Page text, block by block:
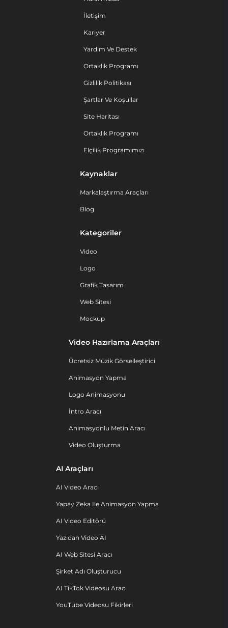
İletişim
Kariyer
Yardım Ve Destek
Ortaklık Programı
Gizlilik Politikası
Şartlar Ve Koşullar
Site Haritası
Ortaklık Programı
Elçilik Programımızı
Kaynaklar
Markalaştırma Araçları
Blog
Kategoriler
Video
Logo
Grafik Tasarım
Web Sitesi
Mockup
Video Hazırlama Araçları
Ücretsiz Müzik Görselleştirici
Animasyon Yapma
Logo Animasyonu
İntro Aracı
Animasyonlu Metin Aracı
Video Oluşturma
AI Araçları
AI Video Aracı
Yapay Zeka Ile Animasyon Yapma
AI Video Editörü
Yazıdan Video AI
AI Web Sitesi Aracı
Şirket Adı Oluşturucu
AI TikTok Videosu Aracı
YouTube Videosu Fikirleri